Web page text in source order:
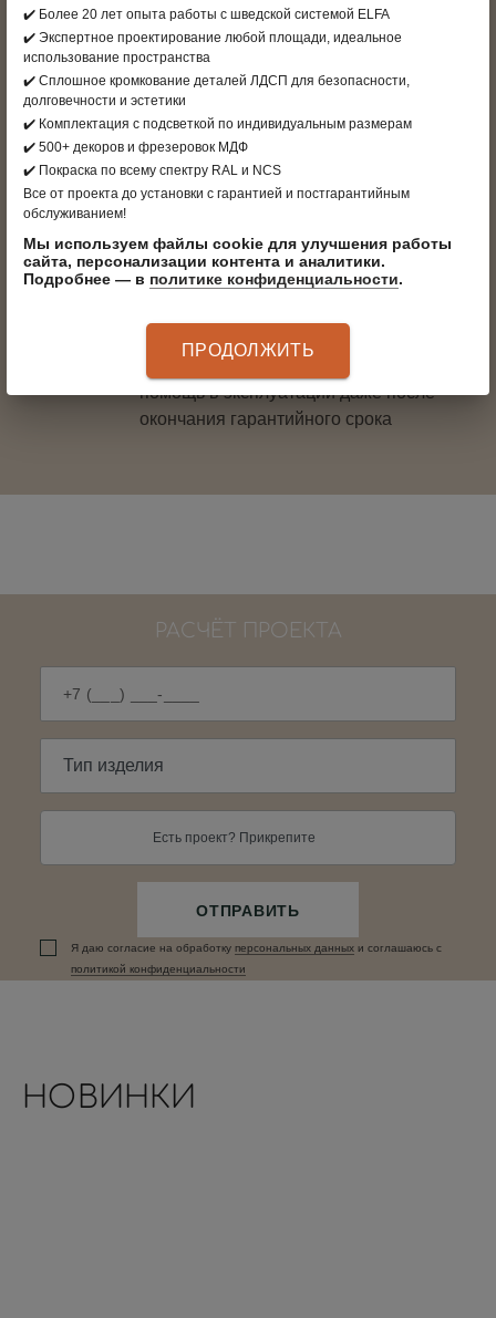
9 САЛОНОВ
с внимательными и компетентными
дизайнерами-консультантами, уютной
атмосферой и идеями для организации
порядка и хранения
ПРОДВИНУТЫЙ СЕРВИС
собственная служба доставки и
монтажа.
после монтажа.
Постгарантийное обслуживание и
помощь в эксплуатации даже после
окончания гарантийного срока
РАСЧЁТ ПРОЕКТА
Есть проект? Прикрепите
ОТПРАВИТЬ
Я даю согласие на обработку персональных данныx и соглашаюсь c
политикой конфиденциальности
НОВИНКИ
✔️ Более 20 лет опыта работы с шведской системой ELFA
✔️ Экспертное проектирование любой площади, идеальное
использование пространства
✔️ Сплошное кромкование деталей ЛДСП для безопасности,
долговечности и эстетики
✔️ Комплектация с подсветкой по индивидуальным размерам
✔️ 500+ декоров и фрезеровок МДФ
✔️ Покраска по всему спектру RAL и NCS
Все от проекта до установки с гарантией и постгарантийным
обслуживанием!
Мы используем файлы cookie для улучшения работы
сайта, персонализации контента и аналитики.
Подробнее — в политике конфиденциальности.
ПРОДОЛЖИТЬ